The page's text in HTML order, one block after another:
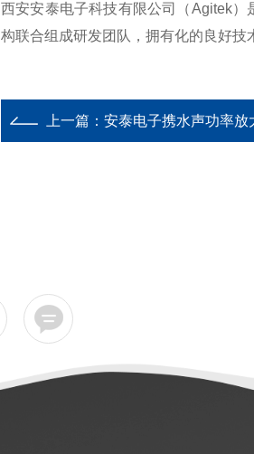
西安安泰电子科技有限公司（Agitek
构联合组成研发团队，拥有化的良好技
上一篇： 安泰电子携水声功率放大